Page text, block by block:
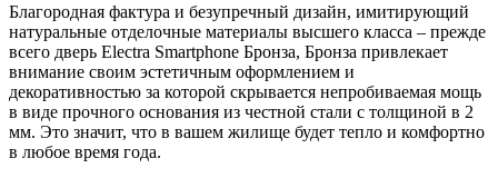
Благородная фактура и безупречный дизайн, имитирующий
натуральные отделочные материалы высшего класса – прежде
всего дверь Electra Smartphone Бронза, Бронза привлекает
внимание своим эстетичным оформлением и
декоративностью за которой скрывается непробиваемая мощь
в виде прочного основания из честной стали с толщиной в 2
мм. Это значит, что в вашем жилище будет тепло и комфортно
в любое время года.